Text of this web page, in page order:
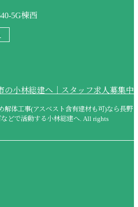
5G棟西
の小林総建へ｜スタッフ求人募集中
解体工事(アスベスト含有建材も可)なら長野
どで活動する小林総建へ. All rights